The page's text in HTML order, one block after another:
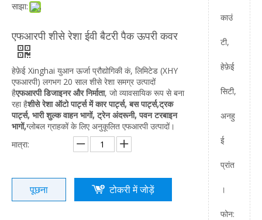
साझा:
एफआरपी शीसे रेशा ईवी बैटरी पैक ऊपरी कवर
हेफ़ेई Xinghai युआन ऊर्जा प्रौद्योगिकी कं, लिमिटेड (XHY
एफआरपी) लगभग 20 साल शीसे रेशा समग्र उत्पादों
हैएफआरपी डिजाइनर और निर्माता, जो व्यावसायिक रूप से बना
रहा हैशीसे रेशा ऑटो पार्ट्स में कार पार्ट्स, बस पार्ट्स,ट्रक
पार्ट्स, भारी शुल्क वाहन भागों, ट्रेन अंदरूनी, पवन टरबाइन
भागों,ग्लोबल ग्राहकों के लिए अनुकूलित एफआरपी उत्पादों।
मात्रा:
पूछना टोकरी में जोड़ें
काउं
टी,
हेफ़ेई
सिटी,
अनहु
ई
प्रांत
।
फोन: